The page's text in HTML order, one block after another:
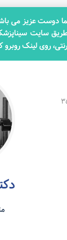
عزیز می
طریق سایت
روی لینک روبرو